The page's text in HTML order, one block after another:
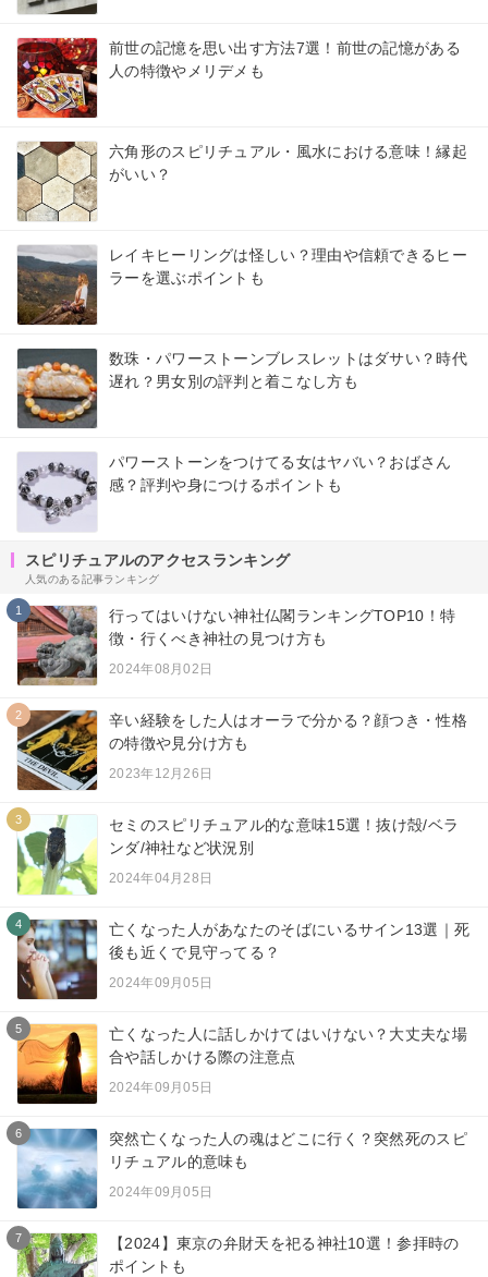
前世の記憶を思い出す方法7選！前世の記憶がある
人の特徴やメリデメも
六角形のスピリチュアル・風水における意味！縁起
がいい？
レイキヒーリングは怪しい？理由や信頼できるヒー
ラーを選ぶポイントも
数珠・パワーストーンブレスレットはダサい？時代
遅れ？男女別の評判と着こなし方も
パワーストーンをつけてる女はヤバい？おばさん
感？評判や身につけるポイントも
スピリチュアルのアクセスランキング
人気のある記事ランキング
1
行ってはいけない神社仏閣ランキングTOP10！特
徴・行くべき神社の見つけ方も
2024年08月02日
2
辛い経験をした人はオーラで分かる？顔つき・性格
の特徴や見分け方も
2023年12月26日
3
セミのスピリチュアル的な意味15選！抜け殻/ベラ
ンダ/神社など状況別
2024年04月28日
4
亡くなった人があなたのそばにいるサイン13選｜死
後も近くで見守ってる？
2024年09月05日
5
亡くなった人に話しかけてはいけない？大丈夫な場
合や話しかける際の注意点
2024年09月05日
6
突然亡くなった人の魂はどこに行く？突然死のスピ
リチュアル的意味も
2024年09月05日
7
【2024】東京の弁財天を祀る神社10選！参拝時の
ポイントも